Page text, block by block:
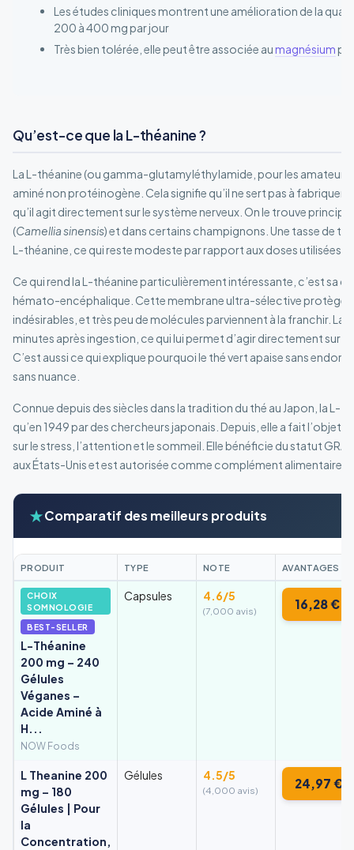
Les études cliniques montrent une amélioration de la
200 à 400 mg par jour
Très bien tolérée, elle peut être associée aumagnésium
Qu’est-ce que la L-théanine ?
La L-théanine (ou gamma-glutamyléthylamide, pour les
aminé non protéinogène. Cela signifie qu’il ne sert pas à fabriquer
qu’il agit directement sur le système nerveux. On le trouve
(Camellia sinensis) et dans certains champignons. Une tasse de
L-théanine, ce qui reste modeste par rapport aux doses utilisées
Ce qui rend la L-théanine particulièrement intéressante, c’est sa
hémato-encéphalique. Cette membrane ultra-sélective protège
indésirables, et très peu de molécules parviennent à la franchir. La
minutes après ingestion, ce qui lui permet d’agir directement sur
C’est aussi ce qui explique pourquoi le thé vert apaise sans
sans nuance.
Connue depuis des siècles dans la tradition du thé au Japon, la L-
qu’en 1949 par des chercheurs japonais. Depuis, elle a fait
sur le stress, l’attention et le sommeil. Elle bénéficie du statut
aux États-Unis et est autorisée comme complément alimentaire
★Comparatif des meilleurs produits
PRODUIT TYPE NOTE AVANTAGES
CHOIX
SOMNOLOGIE
BEST-SELLER
L-Théanine
200 mg – 240
Gélules
Véganes –
Acide Aminé à
H...
NOW Foods
Capsules 4.6/5
(7,000 avis) 16,28 €
L Theanine 200
mg – 180
Gélules | Pour
la
Concentration,
Gélules 4.5/5
(4,000 avis) 24,97 €